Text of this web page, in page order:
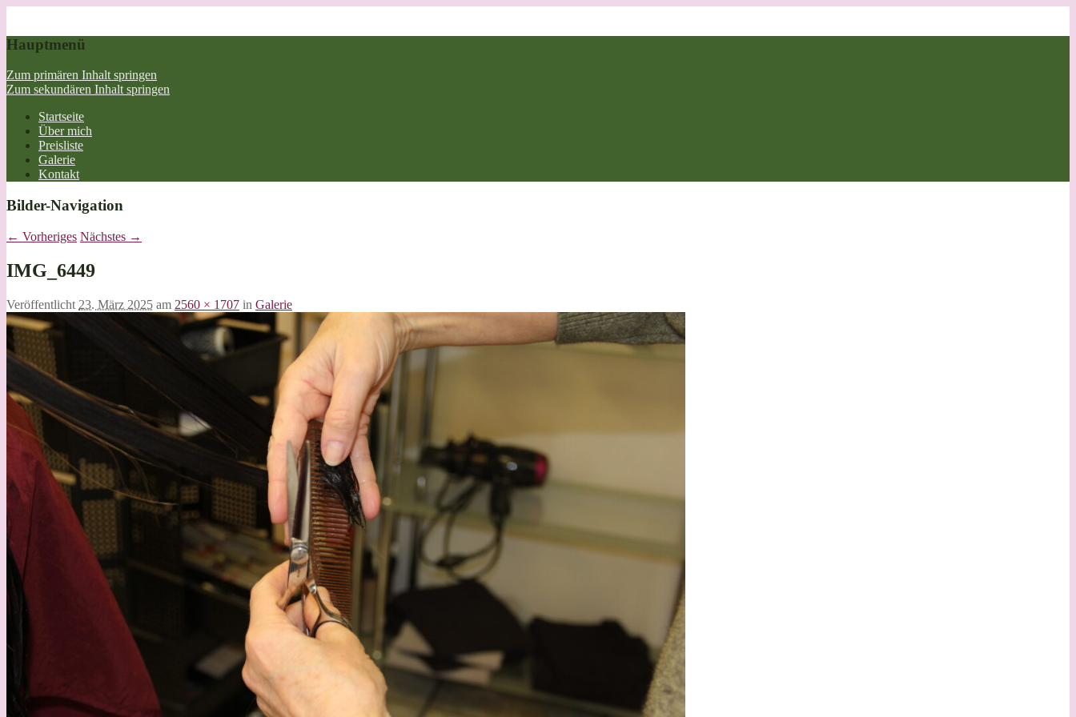
Hauptmenü
Zum primären Inhalt springen
Zum sekundären Inhalt springen
Startseite
Über mich
Preisliste
Galerie
Kontakt
Bilder-Navigation
← Vorheriges Nächstes →
IMG_6449
Veröffentlicht 23. März 2025 am 2560 × 1707 in Galerie